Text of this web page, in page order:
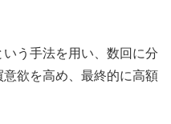
いう手法を用い、数回に分
欲を高め、最終的に高額